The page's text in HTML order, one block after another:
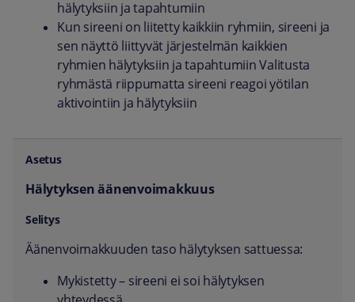
hälytyksiin ja tapahtumiin
Kun sireeni on liitetty kaikkiin ryhmiin, sireeni ja
sen näyttö liittyvät järjestelmän kaikkien
ryhmien hälytyksiin ja tapahtumiin Valitusta
ryhmästä riippumatta sireeni reagoi yötilan
aktivointiin ja hälytyksiin
Hälytyksen äänenvoimakkuus
Äänenvoimakkuuden taso hälytyksen sattuessa:
Mykistetty – sireeni ei soi hälytyksen